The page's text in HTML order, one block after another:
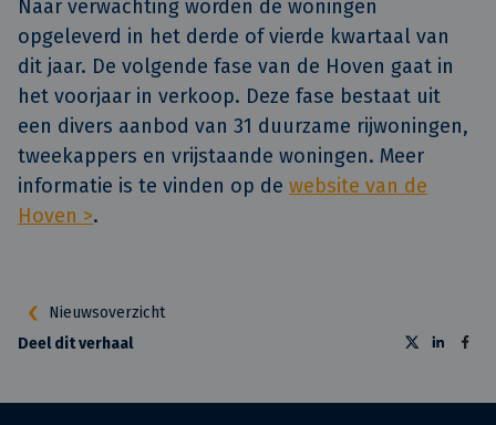
Naar verwachting worden de woningen
opgeleverd in het derde of vierde kwartaal van
dit jaar. De volgende fase van de Hoven gaat in
het voorjaar in verkoop. Deze fase bestaat uit
een divers aanbod van 31 duurzame rijwoningen,
tweekappers en vrijstaande woningen. Meer
informatie is te vinden op de website van de
Hoven >.
Nieuwsoverzicht
Deel dit verhaal